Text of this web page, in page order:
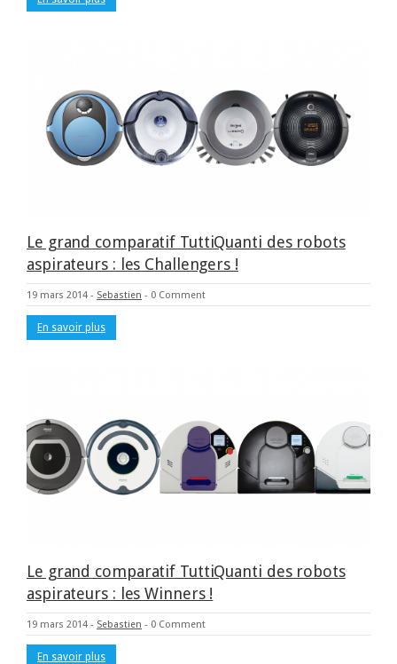
Le grand comparatif TuttiQuanti des robots
aspirateurs : les Challengers !
19 mars 2014 - Sebastien - 0 Comment
En savoir plus
Le grand comparatif TuttiQuanti des robots
aspirateurs : les Winners !
19 mars 2014 - Sebastien - 0 Comment
En savoir plus